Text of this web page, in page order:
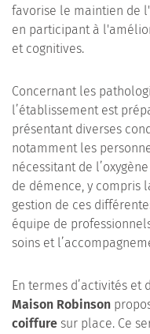
favorise le maintien de
en participant à
et cognitives.
Concernant les
l’établissement est
présentant diverses
notamment les
nécessitant de
de démence, y compris
gestion de ces
équipe de
soins et
En termes d’activités et
Maison Robinson
coiffure sur place. Ce